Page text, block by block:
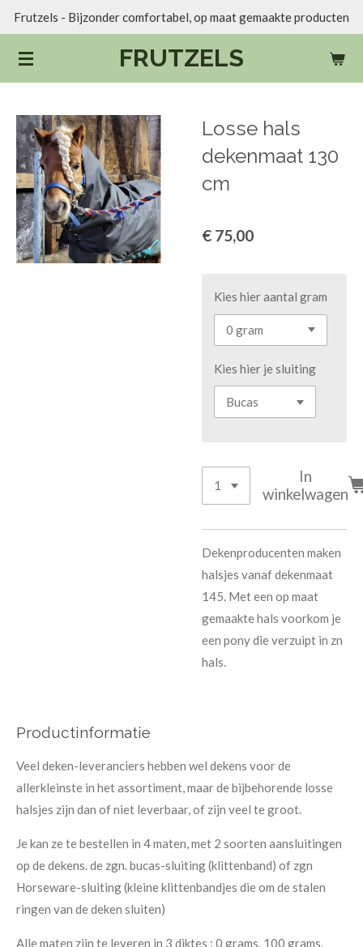
Ga
naar
de
FRUTZELS
Frutzels - Bijzonder comfortabel, op maat gemaakte producten
Losse hals
dekenmaat 130
cm
€ 75,00
Kies hier aantal gram
Kies hier je sluiting
In
winkelwagen
Dekenproducenten maken
halsjes vanaf dekenmaat
145. Met een op maat
gemaakte hals voorkom je
een pony die verzuipt in zn
hals.
Productinformatie
Veel deken-leveranciers hebben wel dekens voor de
allerkleinste in het assortiment, maar de bijbehorende losse
halsjes zijn dan of niet leverbaar, of zijn veel te groot.
Je kan ze te bestellen in 4 maten, met 2 soorten aansluitingen
op de dekens. de zgn. bucas-sluiting (klittenband) of zgn
Horseware-sluiting (kleine klittenbandjes die om de stalen
ringen van de deken sluiten)
Alle maten zijn te leveren in 3 diktes : 0 grams, 100 grams,